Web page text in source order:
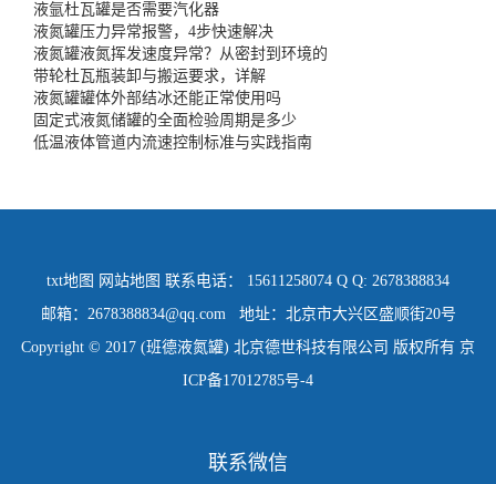
液氩杜瓦罐是否需要汽化器
液氮罐压力异常报警，4步快速解决
液氮罐液氮挥发速度异常？从密封到环境的
带轮杜瓦瓶装卸与搬运要求，详解
液氮罐罐体外部结冰还能正常使用吗
固定式液氮储罐的全面检验周期是多少
低温液体管道内流速控制标准与实践指南
txt地图 网站地图 联系电话： 15611258074 Q Q: 2678388834
邮箱：2678388834@qq.com 地址：北京市大兴区盛顺街20号
Copyright © 2017 (班德液氮罐) 北京德世科技有限公司 版权所有 京
ICP备17012785号-4
联系微信